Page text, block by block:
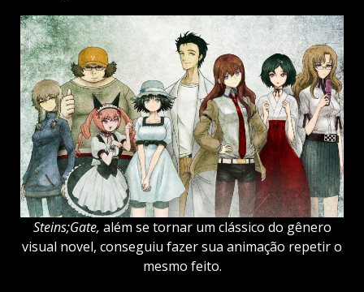
Steins;Gate, além se tornar um clássico do gênero
visual novel, conseguiu fazer sua animação repetir o
mesmo feito.